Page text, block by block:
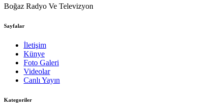
Boğaz Radyo Ve Televizyon
Sayfalar
İletişim
Künye
Foto Galeri
Videolar
Canlı Yayın
Kategoriler